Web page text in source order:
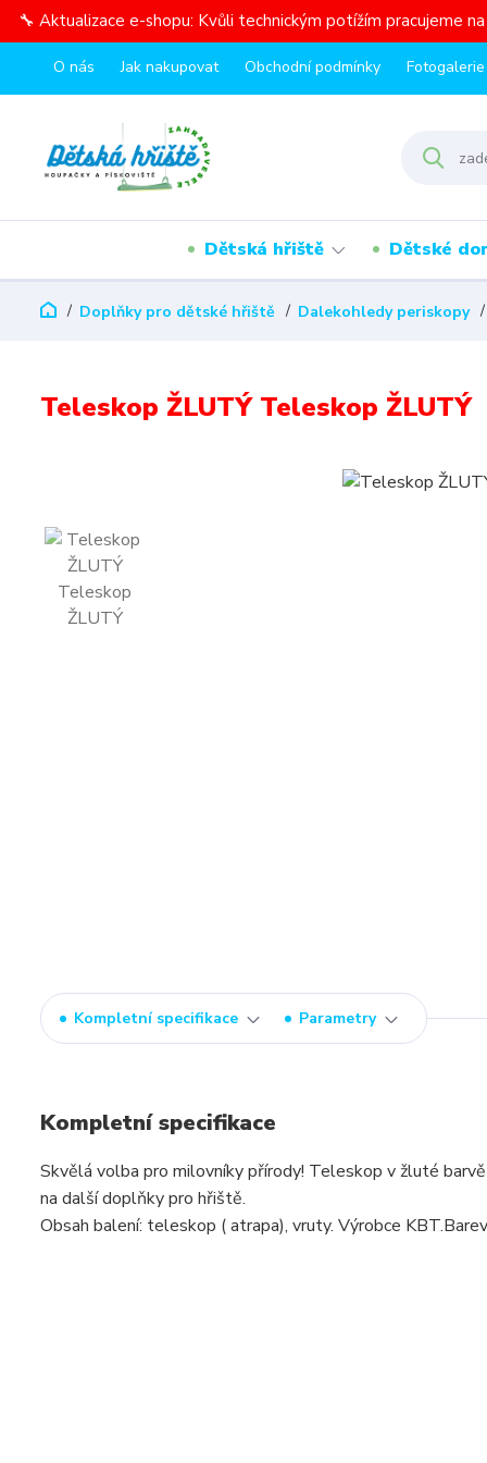
🔧 Aktualizace e-shopu: Kvůli technickým potížím pracujeme
O nás Jak nakupovat Obchodní podmínky Fotogalerie
Dětská hřiště Dětské
Doplňky pro dětské hřiště Dalekohledy periskopy
Teleskop ŽLUTÝ Teleskop ŽLUTÝ
Kompletní specifikace Parametry
Kompletní specifikace
Skvělá volba pro milovníky přírody! Teleskop v žluté
na další doplňky pro hřiště.
Obsah balení: teleskop ( atrapa), vruty. Výrobce